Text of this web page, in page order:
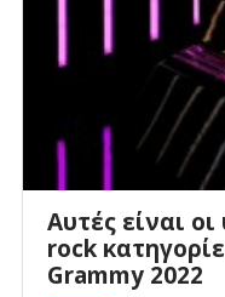
Αυτές είναι
rock
Grammy 2022